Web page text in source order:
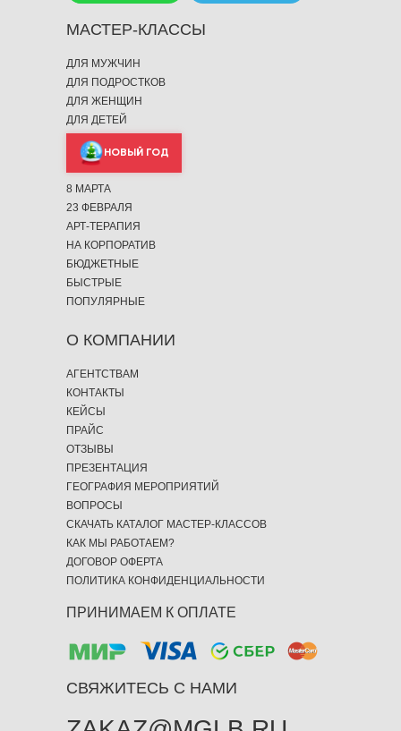
МАСТЕР-КЛАССЫ
О КОМПАНИИ
ПРИНИМАЕМ К ОПЛАТЕ
ДЛЯ МУЖЧИН
ДЛЯ ПОДРОСТКОВ
ДЛЯ ЖЕНЩИН
ДЛЯ ДЕТЕЙ
НОВЫЙ ГОД
8 МАРТА
23 ФЕВРАЛЯ
АРТ-ТЕРАПИЯ
НА КОРПОРАТИВ
БЮДЖЕТНЫЕ
БЫСТРЫЕ
ПОПУЛЯРНЫЕ
СВЯЖИТЕСЬ С НАМИ
АГЕНТСТВАМ
КОНТАКТЫ
КЕЙСЫ
ПРАЙС
ОТЗЫВЫ
ПРЕЗЕНТАЦИЯ
ГЕОГРАФИЯ МЕРОПРИЯТИЙ
ВОПРОСЫ
СКАЧАТЬ КАТАЛОГ МАСТЕР-КЛАССОВ
КАК МЫ РАБОТАЕМ?
ДОГОВОР ОФЕРТА
ПОЛИТИКА КОНФИДЕНЦИАЛЬНОСТИ